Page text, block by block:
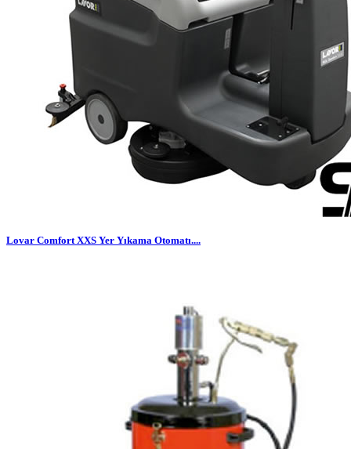
Lovar Comfort XXS Yer Yıkama Otomatı....